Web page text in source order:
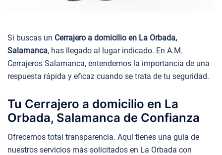
Si buscas un Cerrajero a domicilio en La Orbada,
Salamanca, has llegado al lugar indicado. En A.M.
Cerrajeros Salamanca, entendemos la importancia de una
respuesta rápida y eficaz cuando se trata de tu seguridad.
Tu Cerrajero a domicilio en La
Orbada, Salamanca de Confianza
Ofrecemos total transparencia. Aquí tienes una guía de
nuestros servicios más solicitados en La Orbada con